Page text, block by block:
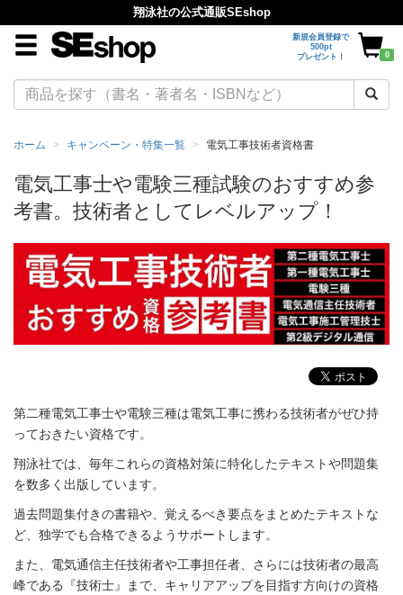
翔泳社の公式通販SEshop
新規会員登録で
500pt
プレゼント！
0
ホーム キャンペーン・特集一覧 電気工事技術者資格書
電気工事士や電験三種試験のおすすめ参
考書。技術者としてレベルアップ！
第二種電気工事士や電験三種は電気工事に携わる技術者がぜひ持
っておきたい資格です。
翔泳社では、毎年これらの資格対策に特化したテキストや問題集
を数多く出版しています。
過去問題集付きの書籍や、覚えるべき要点をまとめたテキストな
ど、独学でも合格できるようサポートします。
また、電気通信主任技術者や工事担任者、さらには技術者の最高
峰である『技術士』まで、キャリアアップを目指す方向けの資格